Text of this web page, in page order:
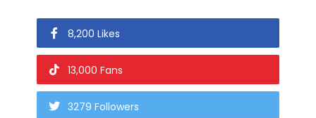
8,200 Likes
13,000 Fans
3279 Followers